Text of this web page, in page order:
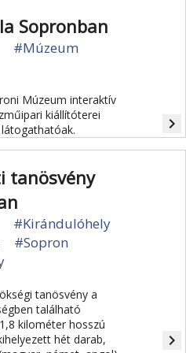
Sopronban
#Múzeum
Múzeum interaktív
kiállítóterei
navigate_next
tanösvény
#Kirándulóhely
#Sopron
tanösvény a
található
kilométer hosszú
hét darab,
navigate_next